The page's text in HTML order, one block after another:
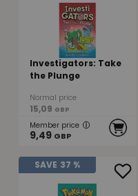
Investigators: Take
the Plunge
Normal price
15,09 GBP
Member price
9,49 GBP
SAVE 37 %